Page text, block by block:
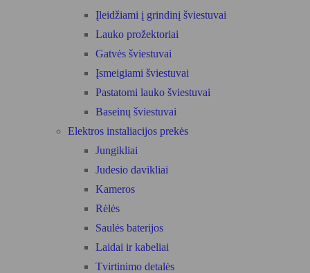
Įleidžiami į grindinį šviestuvai
Lauko prožektoriai
Gatvės šviestuvai
Įsmeigiami šviestuvai
Pastatomi lauko šviestuvai
Baseinų šviestuvai
Elektros instaliacijos prekės
Jungikliai
Judesio davikliai
Kameros
Rėlės
Saulės baterijos
Laidai ir kabeliai
Tvirtinimo detalės